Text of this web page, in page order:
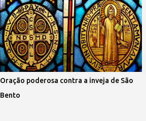
Oração poderosa contra a inveja de São
Bento